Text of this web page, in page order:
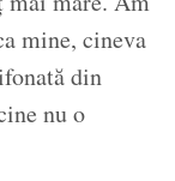
mine, cineva
din
nu o